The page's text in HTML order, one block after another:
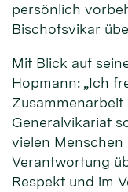
persönlich
Bischofsvikar
Mit Blick auf
Hopmann: „Ich
Generalvikariat
vielen Menschen
Verantwortung
Respekt und im